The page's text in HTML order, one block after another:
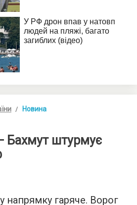
Новина
Бахмут штурмує
напрямку гаряче. Ворог